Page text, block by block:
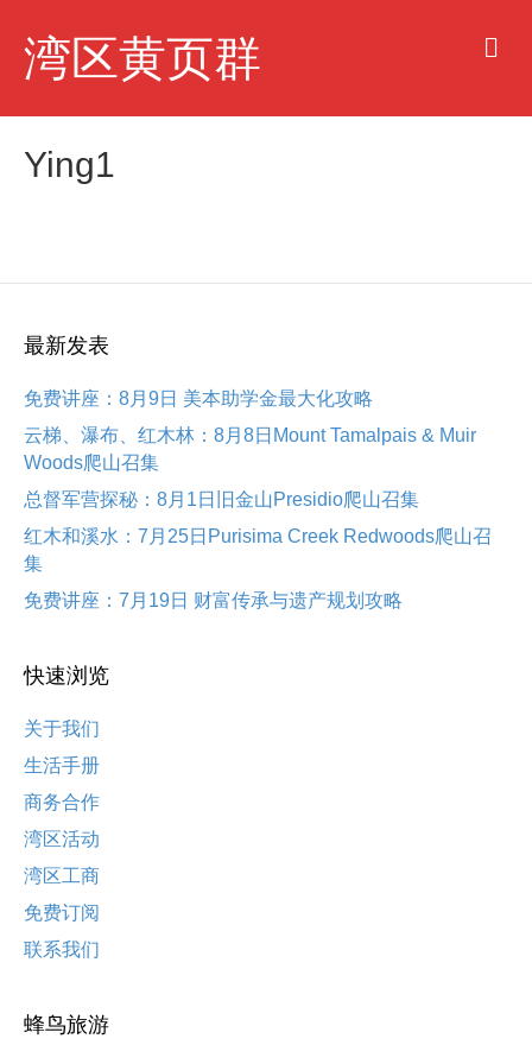
湾区黄页群
u
Ying1
最新发表
免费讲座：8月9日 美本助学金最大化攻略
云梯、瀑布、红木林：8月8日Mount Tamalpais & Muir
Woods爬山召集
总督军营探秘：8月1日旧金山Presidio爬山召集
红木和溪水：7月25日Purisima Creek Redwoods爬山召
集
免费讲座：7月19日 财富传承与遗产规划攻略
快速浏览
关于我们
生活手册
商务合作
湾区活动
湾区工商
免费订阅
联系我们
蜂鸟旅游